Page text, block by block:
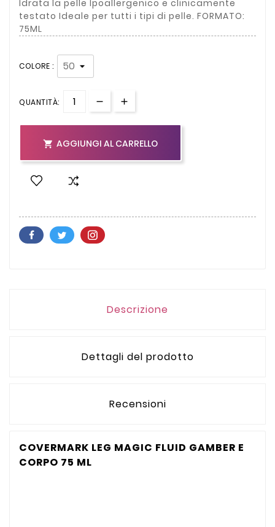
Idrata la pelle Ipoallergenico e clinicamente
testato Ideale per tutti i tipi di pelle. FORMATO:
75ML
COLORE :
QUANTITÀ:
 AGGIUNGI AL CARRELLO
Descrizione
Dettagli del prodotto
Recensioni
COVERMARK LEG MAGIC FLUID GAMBER E
CORPO 75 ML